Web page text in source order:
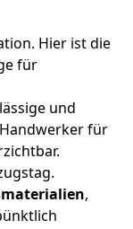
Hier ist die
für
und
für
,